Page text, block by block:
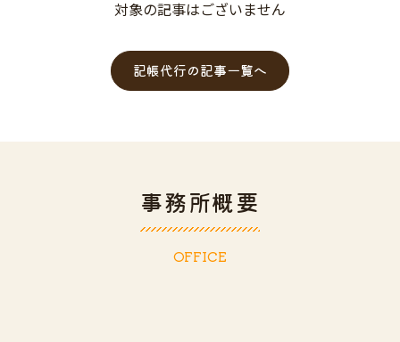
対象の記事はございません
記帳代行の記事一覧へ
事務所概要
OFFICE